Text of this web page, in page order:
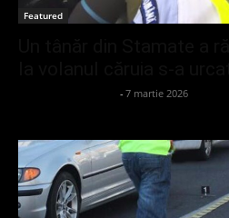
Featured
- 7 martie 2026